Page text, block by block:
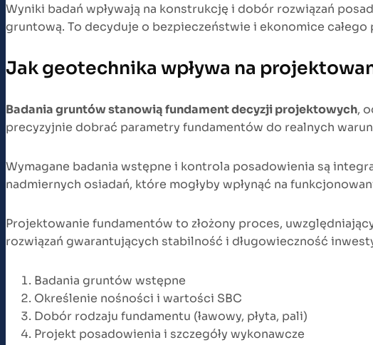
Wyniki badań wpływają na konstrukcję i dobór rozwiązań
gruntową. To decyduje o bezpieczeństwie i ekonomice całego
Jak geotechnika wpływa na
Badania gruntów stanowią fundament decyzji projektowych,
precyzyjnie dobrać parametry fundamentów do realnych
Wymagane badania wstępne i kontrola posadowienia są
nadmiernych osiadań, które mogłyby wpłynąć na
Projektowanie fundamentów to złożony proces,
rozwiązań gwarantujących stabilność i długowieczność
Badania gruntów wstępne
Określenie nośności i wartości SBC
Dobór rodzaju fundamentu (ławowy, płyta, pali)
Projekt posadowienia i szczegóły wykonawcze